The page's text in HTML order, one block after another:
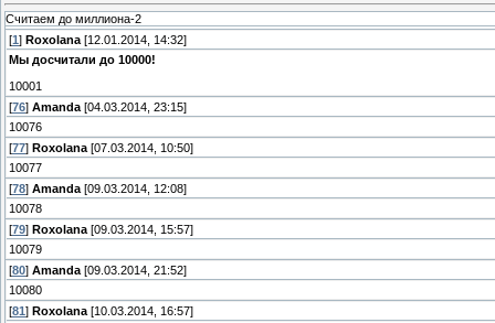
Считаем до миллиона-2
[1 ] Roxolana [12.01.2014, 14:32]
Мы досчитали до 10000!
10001
[76] Amanda [04.03.2014, 23:15]
10076
[77] Roxolana [07.03.2014, 10:50]
10077
[78] Amanda [09.03.2014, 12:08]
10078
[79] Roxolana [09.03.2014, 15:57]
10079
[80] Amanda [09.03.2014, 21:52]
10080
[81 ] Roxolana [10.03.2014, 16:57]